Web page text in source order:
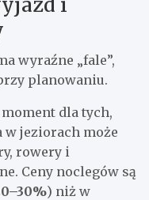
wyraźne „fale”,
planowaniu.
dla tych,
w jeziorach może
rowery i
Ceny noclegów są
) niż w